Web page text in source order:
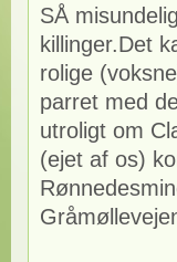
SÅ
killinger.Det
rolige
parret med
utroligt om
(ejet af os)